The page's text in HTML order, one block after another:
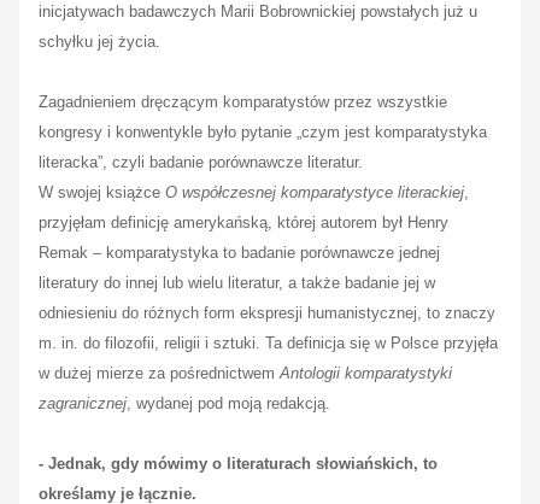
inicjatywach badawczych Marii Bobrownickiej powstałych już u
schyłku jej życia.
Zagadnieniem dręczącym komparatystów przez wszystkie
kongresy i konwentykle było pytanie „czym jest komparatystyka
literacka”, czyli badanie porównawcze literatur.
W swojej książce O współczesnej komparatystyce literackiej
przyjęłam definicję amerykańską, której autorem był Henry
Remak – komparatystyka to badanie porównawcze jednej
literatury do innej lub wielu literatur, a także badanie jej w
odniesieniu do różnych form ekspresji humanistycznej, to znaczy
m. in. do filozofii, religii i sztuki. Ta definicja się w Polsce przyjęła
w dużej mierze za pośrednictwem Antologii komparatystyki
zagranicznej , wydanej pod moją redakcją.
- Jednak, gdy mówimy o literaturach słowiańskich, to
określamy je łącznie.